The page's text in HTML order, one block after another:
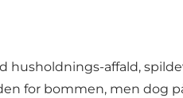
husholdnings-affald,
for bommen, men dog